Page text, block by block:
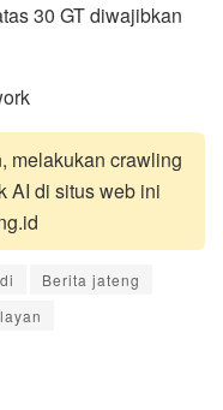
30 GT diwajibkan
melakukan crawling
AI di situs web ini
Berita jateng